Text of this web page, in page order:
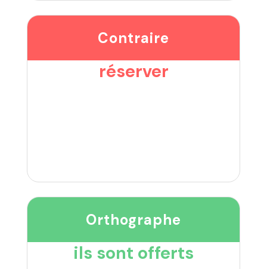
Contraire
réserver
Orthographe
ils sont offerts